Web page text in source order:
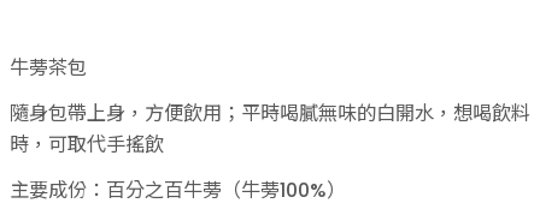
牛蒡茶包
隨身包帶上身，方便飲用；平時喝膩無味的白開水，想喝飲料
時，可取代手搖飲
主要成份：百分之百牛蒡（牛蒡100%）